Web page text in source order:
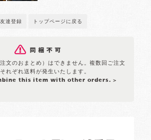
達登録 トップページに戻る
文のおまとめ）はできません。複数回ご注文
れぞれ送料が発生いたします。
this item with other orders. >